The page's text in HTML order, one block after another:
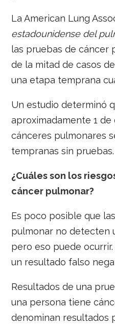
La American Lung
estadounidense del
las pruebas de cáncer
de la mitad de casos
una etapa temprana
Un estudio determinó
aproximadamente 1 de
cánceres pulmonares
tempranas sin pruebas.
¿Cuáles son los
cáncer pulmonar?
Es poco posible que
pulmonar no detecten
pero eso puede
un resultado falso
Resultados de una
una persona tiene
denominan resultados